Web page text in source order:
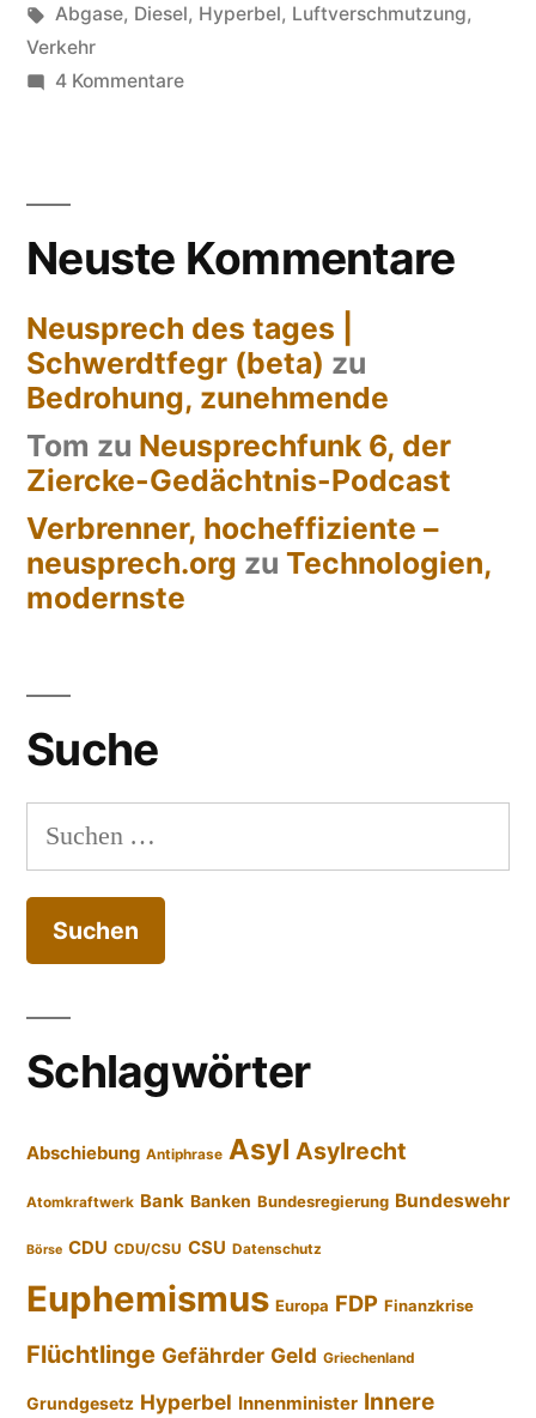
in
Schlagwörter:
Abgase, Diesel, Hyperbel, Luftverschmutzung,
Verkehr
4 Kommentarezu
Neuste Kommentare
Neusprech des tages |
Schwerdtfegr (beta) zu
Bedrohung, zunehmende
Tom zu Neusprechfunk 6, der
Ziercke-Gedächtnis-Podcast
Verbrenner, hocheffiziente –
neusprech.org zu Technologien,
modernste
Suche
Suchen
nach:
Schlagwörter
Abschiebung Antiphrase Asyl Asylrecht
Atomkraftwerk Bank Banken Bundesregierung Bundeswehr
Börse CDU CDU/CSU CSU Datenschutz
Euphemismus Europa FDP Finanzkrise
Flüchtlinge Gefährder Geld Griechenland
Grundgesetz Hyperbel Innenminister Innere